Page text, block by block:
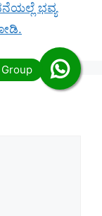
ಭವ್ಯ